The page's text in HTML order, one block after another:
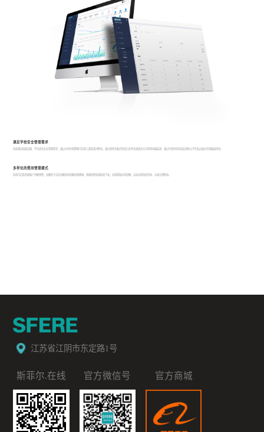
满足学校安全管理需求
系统满足校园设施、学生宿舍安全管理需求，通过分时控制策略可实现上课及夜间断电，通过恶性负载识别及白名单实现宿舍大功率用电器监测，通过空调待机电流监测防止学生私自通过空调插座用电。
多样化的费用管理模式
系统可设置多级账户余额预警，金额低于设定金额及时提醒或预跳闸，基础免费电量批量下发，充值到账实时提醒，自动远程恢复供电，水表欠费断电。
江苏省江阴市东定路1号
斯菲尔.在线 官方微信号 官方商城